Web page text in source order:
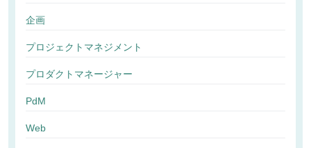
企画
プロジェクトマネジメント
プロダクトマネージャー
PdM
Web